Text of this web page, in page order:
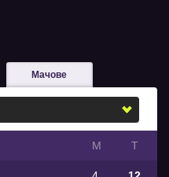
Мачове
М Т